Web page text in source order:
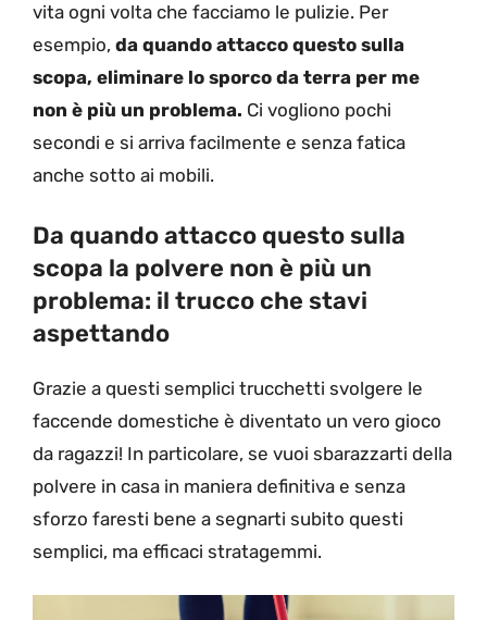
vita ogni volta che facciamo le pulizie. Per
esempio, da quando attacco questo sulla
scopa, eliminare lo sporco da terra per me
non è più un problema. Ci vogliono pochi
secondi e si arriva facilmente e senza fatica
anche sotto ai mobili.
Da quando attacco questo sulla
scopa la polvere non è più un
problema: il trucco che stavi
aspettando
Grazie a questi semplici trucchetti svolgere le
faccende domestiche è diventato un vero gioco
da ragazzi! In particolare, se vuoi sbarazzarti della
polvere in casa in maniera definitiva e senza
sforzo faresti bene a segnarti subito questi
semplici, ma efficaci stratagemmi.